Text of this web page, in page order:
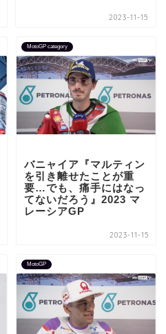
2023-11-15
MotoGP category
バニャイア『マルティン
を引き離せたことが重
要…でも、痛手にはなっ
てないだろう』2023 マ
レーシアGP
2023-11-15
MotoGP